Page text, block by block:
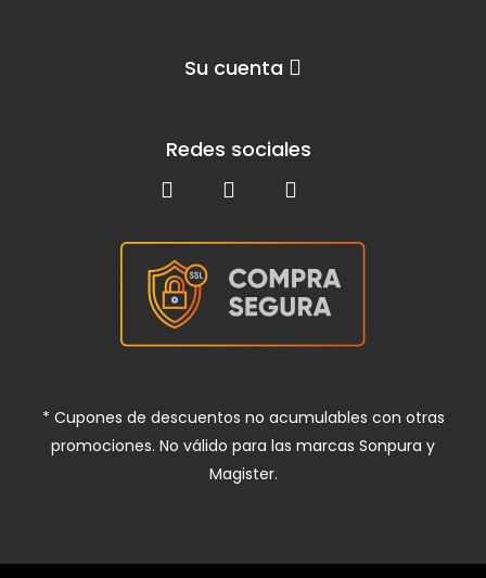
Su cuenta
Redes sociales
* Cupones de descuentos no acumulables con otras
promociones. No válido para las marcas Sonpura y
Magister.